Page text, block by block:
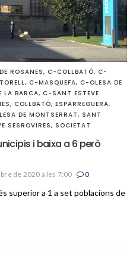
ROSANES, C-COLLBATÓ, C-
, C-MASQUEFA, C-OLESA DE
LA BARCA, C-SANT ESTEVE
, COLLBATÓ, ESPARREGUERA,
DE MONTSERRAT, SANT
SESROVIRES, SOCIETAT
i baixa a 6 però
de 2020 a les 7:00 0
superior a 1 a set poblacions de